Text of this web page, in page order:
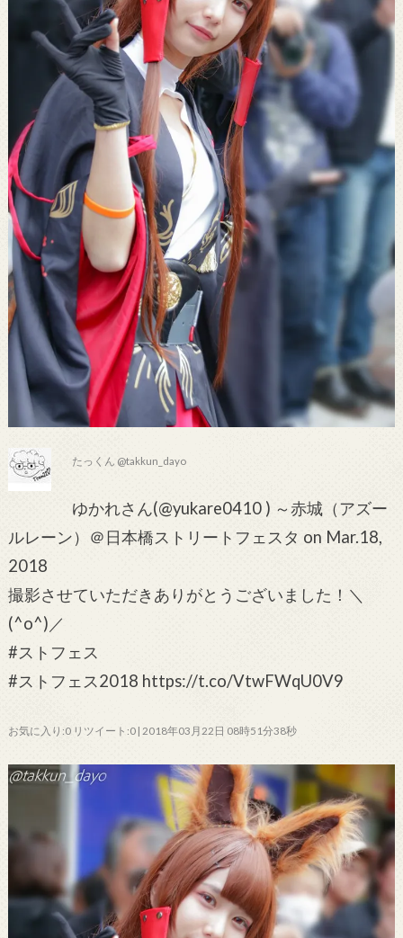
たっくん @takkun_dayo
ゆかれさん(@yukare0410 ) ～赤城（アズー
ルレーン）＠日本橋ストリートフェスタ on Mar.18,
2018
撮影させていただきありがとうございました！＼
(^o^)／
#ストフェス
#ストフェス2018 https://t.co/VtwFWqU0V9
お気に入り:0 リツイート:0 | 2018年03月22日 08時51分38秒